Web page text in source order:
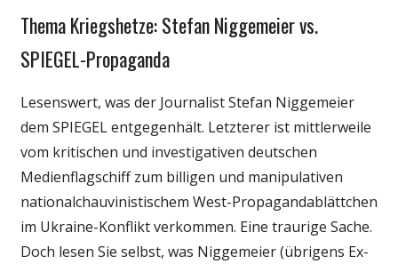
Gesellschaft
Medien
Unterhaltung
Thema Kriegshetze: Stefan Niggemeier vs.
SPIEGEL-Propaganda
Lesenswert, was der Journalist Stefan Niggemeier
dem SPIEGEL entgegenhält. Letzterer ist mittlerweile
vom kritischen und investigativen deutschen
Medienflagschiff zum billigen und manipulativen
nationalchauvinistischem West-Propagandablättchen
im Ukraine-Konflikt verkommen. Eine traurige Sache.
Doch lesen Sie selbst, was Niggemeier (übrigens Ex-